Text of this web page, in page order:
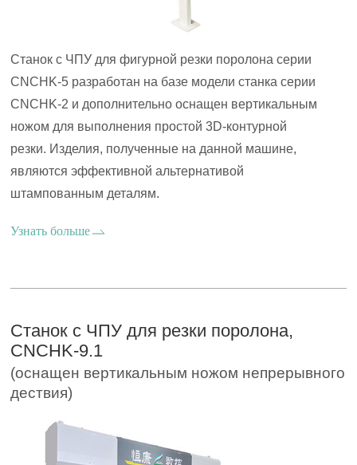
Станок с ЧПУ для фигурной резки поролона серии
CNCHK-5 разработан на базе модели станка серии
CNCHK-2 и дополнительно оснащен вертикальным
ножом для выполнения простой 3D-контурной
резки. Изделия, полученные на данной машине,
являются эффективной альтернативой
штампованным деталям.
Узнать больше
Станок с ЧПУ для резки поролона,
CNCHK-9.1
(оснащен вертикальным ножом непрерывного
дествия)